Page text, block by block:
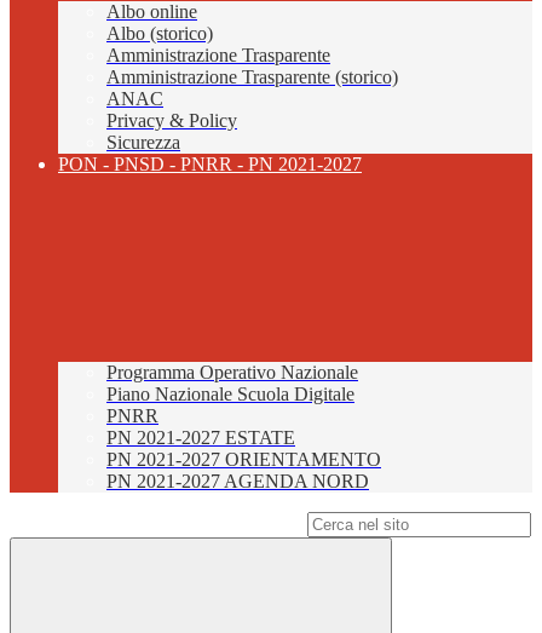
Albo online
Albo (storico)
Amministrazione Trasparente
Amministrazione Trasparente (storico)
ANAC
Privacy & Policy
Sicurezza
PON - PNSD - PNRR - PN 2021-2027
Programma Operativo Nazionale
Piano Nazionale Scuola Digitale
PNRR
PN 2021-2027 ESTATE
PN 2021-2027 ORIENTAMENTO
PN 2021-2027 AGENDA NORD